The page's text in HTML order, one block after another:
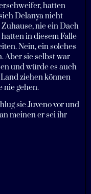
hatten
Delanya nicht
nie ein Dach
hatten in diesem Falle
Nein, ein solches
Aber sie selbst war
und würde es auch
ziehen können
nie gehen.
sie Juveno vor und
meinen er sei ihr